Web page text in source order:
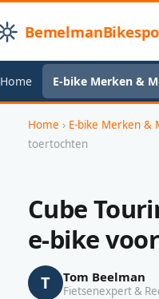
Home E-bike Merken &
Home › E-bike Merken &
toertochten
Cube
e-bike
T Tom Beelman
Fietsenexpert &